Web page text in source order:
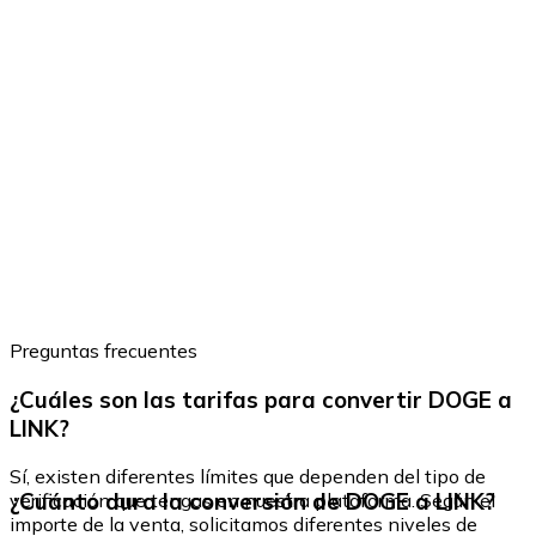
Preguntas frecuentes
¿Cuáles son las tarifas para convertir DOGE a
LINK?
Sí, existen diferentes límites que dependen del tipo de
verificación que tengas en nuestra plataforma. Según el
importe de la venta, solicitamos diferentes niveles de
¿Cuánto dura la conversión de DOGE a LINK?